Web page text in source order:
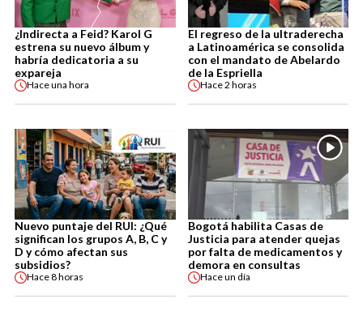
¿Indirecta a Feid? Karol G
estrena su nuevo álbum y
habría dedicatoria a su
expareja
Haceuna hora
El regreso de la ultraderecha
a Latinoamérica se consolida
con el mandato de Abelardo
de la Espriella
Hace2 horas
Nuevo puntaje del RUI: ¿Qué
significan los grupos A, B, C y
D y cómo afectan sus
subsidios?
Hace8 horas
Bogotá habilita Casas de
Justicia para atender quejas
por falta de medicamentos y
demora en consultas
Haceun día